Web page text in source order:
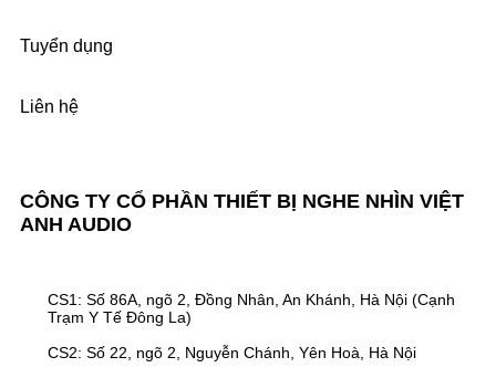
CÔNG TY CỔ PHẦN THIẾT BỊ NGHE NHÌN VIỆT
ANH AUDIO
CS1: Số 86A, ngõ 2, Đồng Nhân, An Khánh, Hà Nội (Cạnh
Trạm Y Tế Đông La)
CS2: Số 22, ngõ 2, Nguyễn Chánh, Yên Hoà, Hà Nội
Tuyển dụng
Liên hệ